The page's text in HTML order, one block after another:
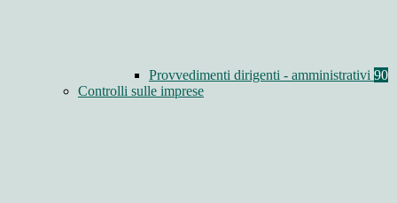
Provvedimenti dirigenti - amministrativi 90
Controlli sulle imprese